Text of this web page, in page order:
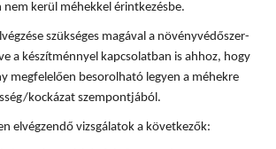
kerül méhekkel érintkezésbe.
szükséges magával a növényvédőszer-
a készítménnyel kapcsolatban is ahhoz, hogy
megfelelően besorolható legyen a méhekre
kockázat szempontjából.
elvégzendő vizsgálatok a következők: